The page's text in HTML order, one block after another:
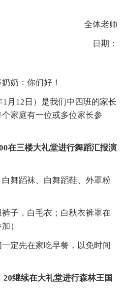
全体老师
日期：
奶：你们好！
月12日）是我们中四班的家长
家庭有一位或多位家长参
在三楼大礼堂进行舞蹈汇报演
白舞蹈袜、白舞蹈鞋、外罩粉
裤子，白毛衣；白秋衣裤罩在
）
定先在家吃早餐，以免时间
继续在大礼堂进行森林王国